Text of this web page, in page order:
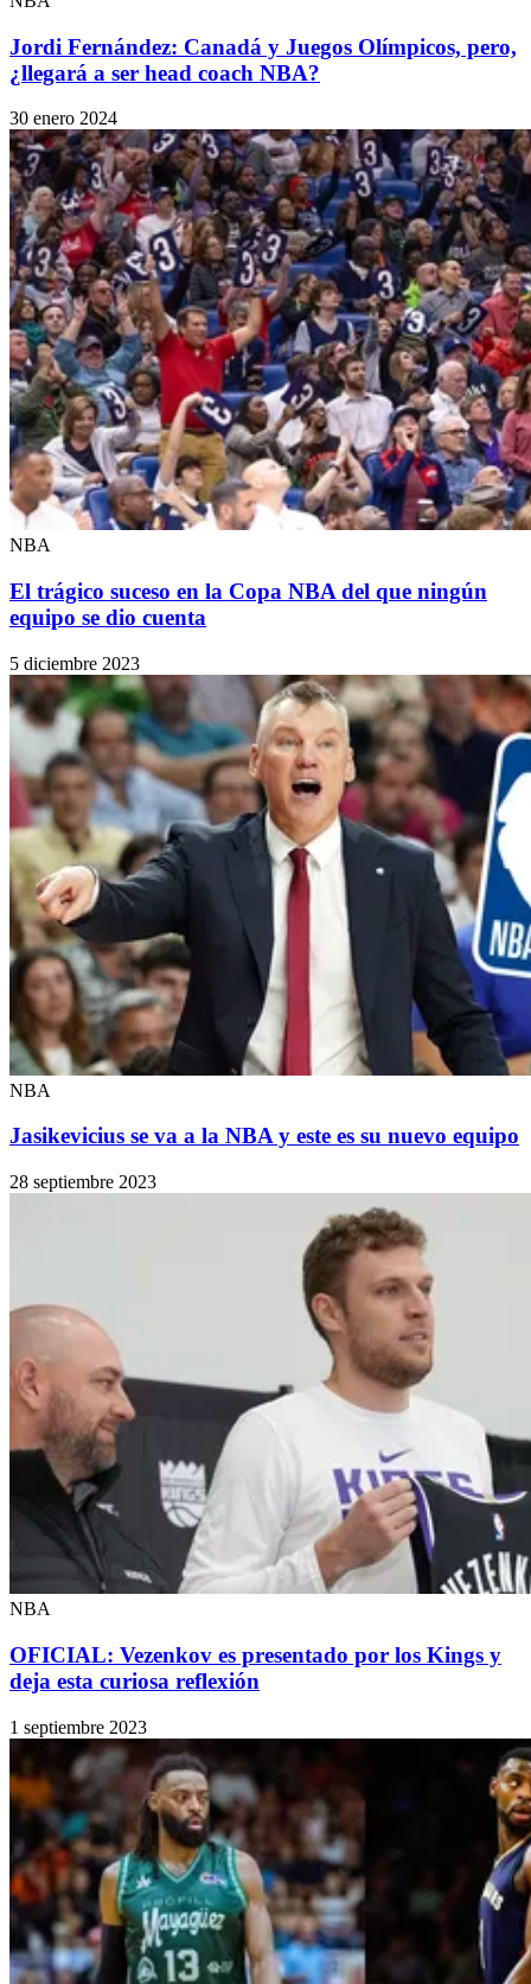
Jordi Fernández: Canadá y Juegos Olímpicos, pero,
¿llegará a ser head coach NBA?
30 enero 2024
NBA
El trágico suceso en la Copa NBA del que ningún
equipo se dio cuenta
5 diciembre 2023
NBA
Jasikevicius se va a la NBA y este es su nuevo equipo
28 septiembre 2023
NBA
OFICIAL: Vezenkov es presentado por los Kings y
deja esta curiosa reflexión
1 septiembre 2023